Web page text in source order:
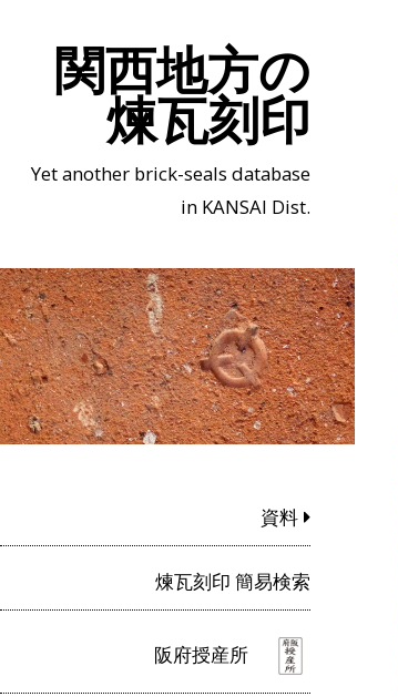
関西地方の
煉瓦刻印
Yet another brick-seals database
in KANSAI Dist.
資料
煉瓦刻印 簡易検索
阪府授産所